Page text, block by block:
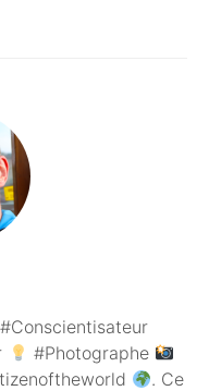
#Photographe
. Ce